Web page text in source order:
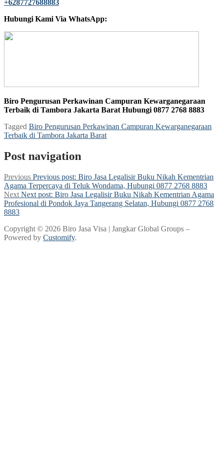
Hubungi Kami Via WhatsApp:
Biro Pengurusan Perkawinan Campuran Kewarganegaraan
Terbaik di Tambora Jakarta Barat Hubungi 0877 2768 8883
Tagged Biro Pengurusan Perkawinan Campuran Kewarganegaraan
Terbaik di Tambora Jakarta Barat
Post navigation
Previous Previous post: Biro Jasa Legalisir Buku Nikah Kementrian
Agama Terpercaya di Teluk Wondama, Hubungi 0877 2768 8883
Next Next post: Biro Jasa Legalisir Buku Nikah Kementrian Agama
Profesional di Pondok Jaya Tangerang Selatan, Hubungi 0877 2768
8883
Copyright © 2026 Biro Jasa Visa | Jangkar Global Groups –
Powered by Customify.